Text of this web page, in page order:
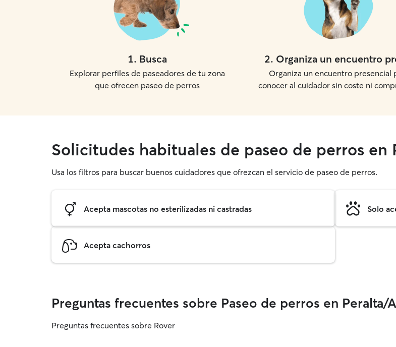
1. Busca
Explorar perfiles de paseadores de tu zona
que ofrecen paseo de perros
2. Organiza un encuentro
Organiza un encuentro presencial
conocer al cuidador sin coste ni
Solicitudes habituales de paseo de perros en
Usa los filtros para buscar buenos cuidadores que ofrezcan el servicio de paseo de perros.
Acepta mascotas no esterilizadas ni castradas Solo
Acepta cachorros
Preguntas frecuentes sobre Paseo de perros en Peralta/
Preguntas frecuentes sobre Rover